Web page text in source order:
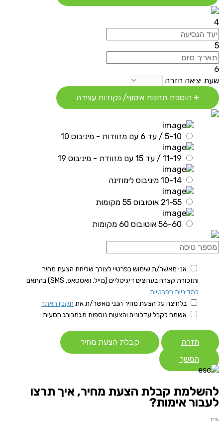
4
5
6
שעת יציאה חזרה
+ הוספת תחנות איסוף/ נקודות עצירה
5-10 / עד 6 עם מזוודות - מיניבוס 10
11-19 / עד 15 עם מזוודת - מיניבוס 19
10-14 מיניבוס לימוזינה
21-55 אוטובוס 55 מקומות
56-60 אוטובוס 60 מקומות
אני מאשר/ת שימוש בפרטיי לצורך שליחת הצעת מחיר
ותזכורת קצרה בערוצים דיגיטליים (מייל, וואטסאפ, SMS) בהתאם
למדיניות הפרטיות
בלחיצה על הצעת מחיר הנני מאשר/ת את תקנון האתר
אשמח לקבל עדכונים והצעות נוספות מגמבורג הסעות
חזרה
קבלת הצעת מחיר
המשך
להשלמת קבלת הצעת מחיר, איך תרצו
לעבור אימות?